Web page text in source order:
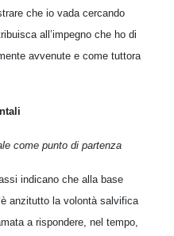
che io vada cercando
all’impegno che ho di
avvenute e come tuttora
come punto di partenza
indicano che alla base
anzitutto la volontà salvifica
a rispondere, nel tempo,